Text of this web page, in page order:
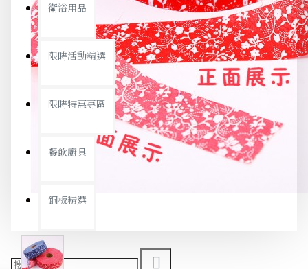
衛浴用品
限時活動精選
限時特惠專區
餐飲廚具
銅板精選